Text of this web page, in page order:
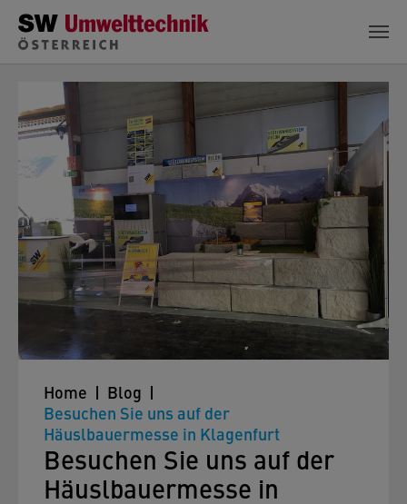
Zum Hauptinhalt springen
Home
Blog
Besuchen Sie uns auf der
Häuslbauermesse in Klagenfurt
Besuchen Sie uns auf der
Häuslbauermesse in